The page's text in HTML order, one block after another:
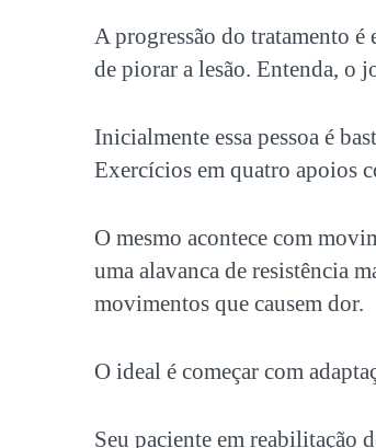
A progressão do tratamento
de piorar a lesão. Entenda, o
Inicialmente essa pessoa é
Exercícios em quatro apoios
O mesmo acontece com
uma alavanca de resistência
movimentos que causem dor.
O ideal é começar com
Seu paciente em reabilitação